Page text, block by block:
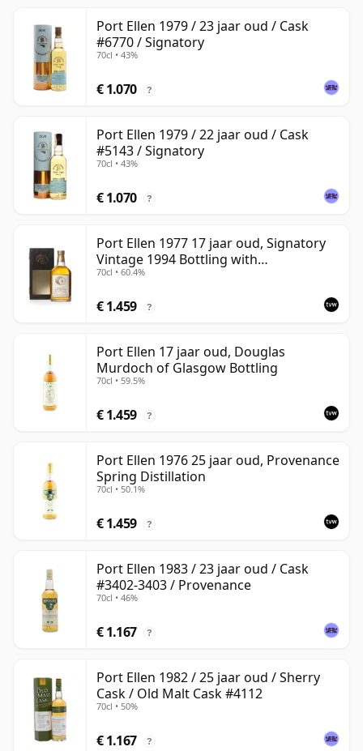
Port Ellen 1979 / 23 jaar oud / Cask
#6770 / Signatory
70cl • 43%
€ 1.070 ?
Port Ellen 1979 / 22 jaar oud / Cask
#5143 / Signatory
70cl • 43%
€ 1.070 ?
Port Ellen 1977 17 jaar oud, Signatory
Vintage 1994 Bottling with
Presentation Box - Cask 5560
70cl • 60.4%
€ 1.459 ?
Port Ellen 17 jaar oud, Douglas
Murdoch of Glasgow Bottling
70cl • 59.5%
€ 1.459 ?
Port Ellen 1976 25 jaar oud, Provenance
Spring Distillation
70cl • 50.1%
€ 1.459 ?
Port Ellen 1983 / 23 jaar oud / Cask
#3402-3403 / Provenance
70cl • 46%
€ 1.167 ?
Port Ellen 1982 / 25 jaar oud / Sherry
Cask / Old Malt Cask #4112
70cl • 50%
€ 1.167 ?